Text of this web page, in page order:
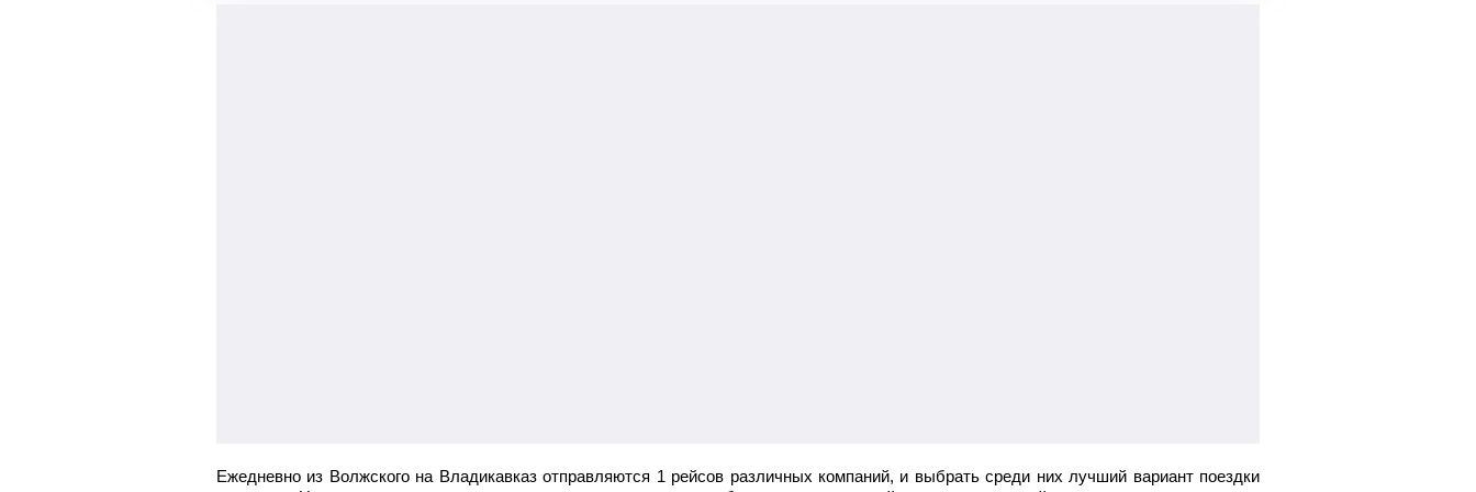
Ежедневно из Волжского на Владикавказ отправляются 1 рейсов различных компаний, и выбрать среди них лучший вариант поездки